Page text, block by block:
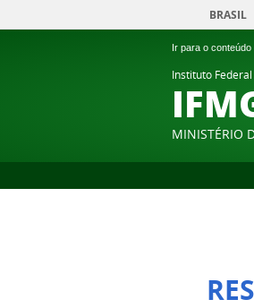
Ir para o conteúdo
BRASIL
Instituto
MINISTÉRIO